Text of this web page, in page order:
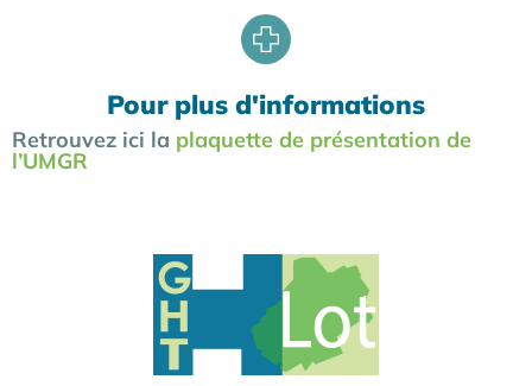
Pour plus d'informations
Retrouvez ici la plaquette de présentation de
l’UMGR